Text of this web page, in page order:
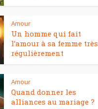
Amour
Un homme qui fait
l’amour à sa femme très
régulièrement
Amour
Quand donner les
alliances au mariage ?